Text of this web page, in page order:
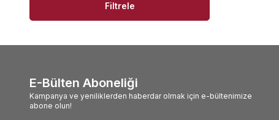
Filtrele
E-Bülten Aboneliği
Kampanya ve yeniliklerden haberdar olmak için e-bültenimize
abone olun!